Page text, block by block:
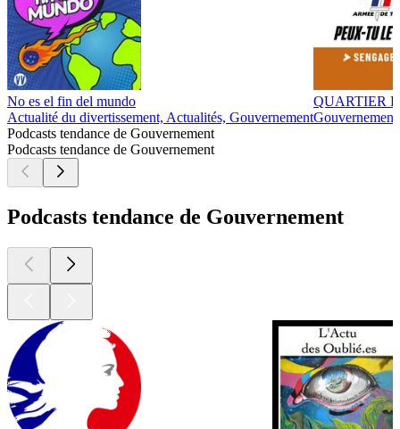
No es el fin del mundo
Actualité du divertissement, Actualités, Gouvernement
QUARTIER
Gouvernement
Podcasts tendance de Gouvernement
Podcasts tendance de Gouvernement
Podcasts tendance de Gouvernement